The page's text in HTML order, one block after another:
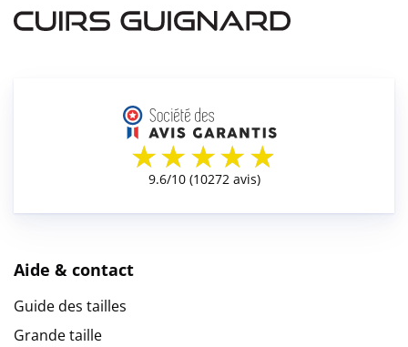
Aide & contact
Guide des tailles
Grande taille